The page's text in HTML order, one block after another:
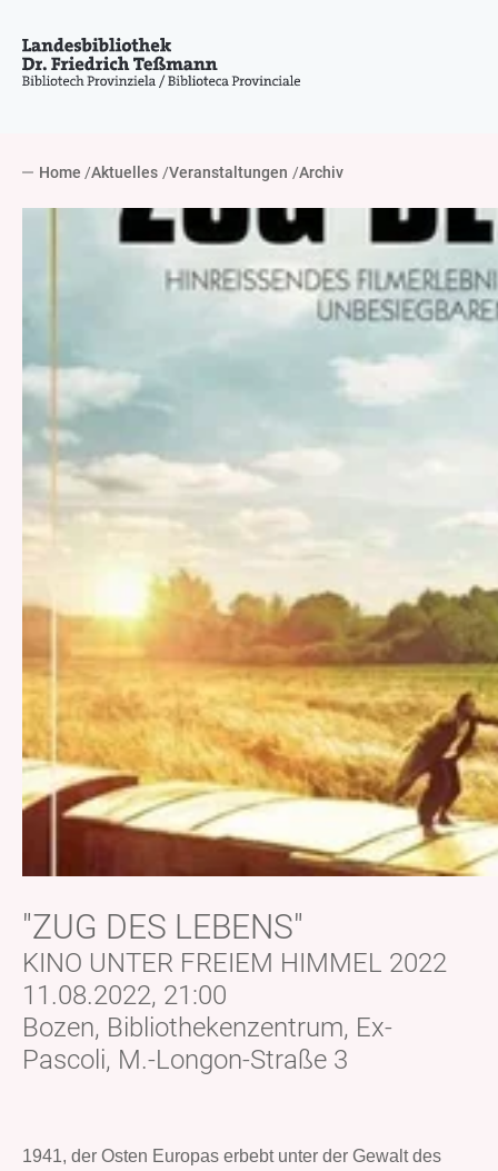
Home Aktuelles Veranstaltungen Archiv
"ZUG DES LEBENS"
KINO UNTER FREIEM HIMMEL 2022
11.08.2022, 21:00
Bozen, Bibliothekenzentrum, Ex-
Pascoli, M.-Longon-Straße 3
1941, der Osten Europas erbebt unter der Gewalt des